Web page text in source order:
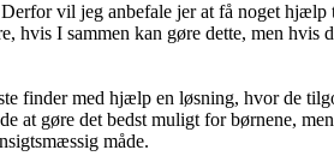
vil jeg anbefale jer at få noget
I sammen kan gøre dette, men hvis
finder med hjælp en løsning, hvor de
gøre det bedst muligt for børnene,
måde.